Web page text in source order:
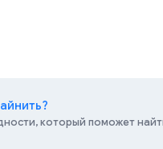
который поможет